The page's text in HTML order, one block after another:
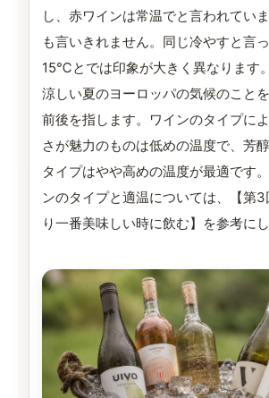
し、赤ワインは常温でと言われてい
も言いきれません。同じ冷やすと言
15℃とでは印象が大きく異なります
涼しい夏のヨーロッパの気候のこと
前後を指します。ワインのタイプに
さが魅力のものは低めの温度で、芳
タイプはやや高めの温度が最適です
ンのタイプと適温については、【
り一番美味しい時に飲む】を参考にし